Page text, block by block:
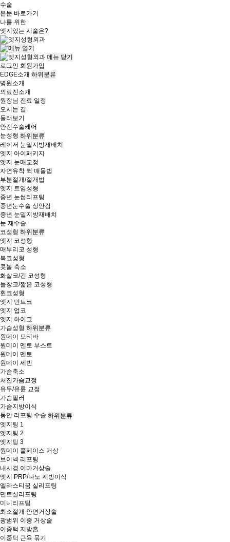
수술
본문 바로가기
나를 위한
엣지 있는 시술은?
메뉴 닫기
로그인 회원가입
EDGE소개 하위분류
병원소개
의료진소개
원장님 진료 일정
오시는 길
둘러보기
안전수술케어
눈성형 하위분류
레이저 눈밑지방재배치
엣지 아이패키지
엣지 눈매교정
자연유착 퀵 매몰법
부분절개/절개법
엣지 트임성형
중년 눈썹리프팅
중년눈수술 상안검
중년 눈밑지방재배치
눈 재수술
코성형 하위분류
엣지 코성형
매부리코 성형
복코성형
콧볼 축소
화살코/긴 코성형
들창코/짧은 코성형
휜코성형
엣지 민트코
엣지 업코
엣지 하이코
가슴성형 하위분류
원데이 모티바
원데이 멘토 부스트
원데이 멘토
원데이 세빈
가슴축소
처진가슴교정
유두/유륜 교정
가슴필러
가슴지방이식
동안 리프팅 수술 하위분류
엣지팅 1
엣지팅 2
엣지팅 3
원데이 풀페이스 거상
브이넥 리프팅
내시경 이마거상술
엣지 PRP/나노 지방이식
엘라스티꿈 실리프팅
민트실리프팅
미니리프팅
최소절개 안면거상술
광범위 이중 거상술
이중턱 지방흡
이중턱 근육 묶기